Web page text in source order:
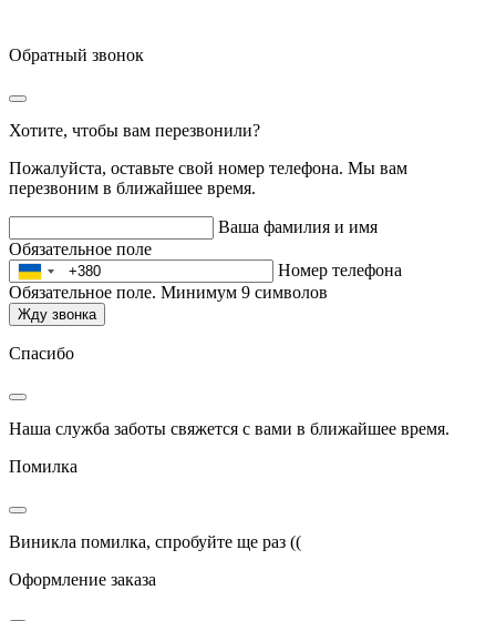
Обратный звонок
Хотите, чтобы вам перезвонили?
Пожалуйста, оставьте свой номер телефона. Мы вам
перезвоним в ближайшее время.
Ваша фамилия и имя
Обязательное поле
Номер телефона
Обязательное поле. Минимум 9 символов
Жду звонка
Спасибо
Наша служба заботы свяжется с вами в ближайшее время.
Помилка
Виникла помилка, спробуйте ще раз ((
Оформление заказа